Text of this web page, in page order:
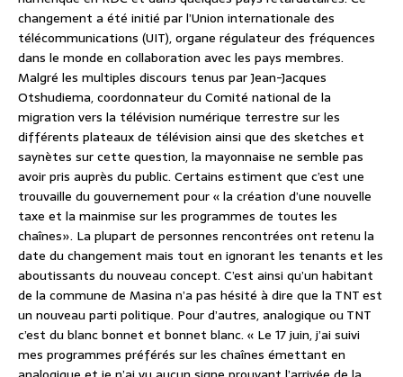
changement a été initié par l’Union internationale des
télécommunications (UIT), organe régulateur des fréquences
dans le monde en collaboration avec les pays membres.
Malgré les multiples discours tenus par Jean-Jacques
Otshudiema, coordonnateur du Comité national de la
migration vers la télévision numérique terrestre sur les
différents plateaux de télévision ainsi que des sketches et
saynètes sur cette question, la mayonnaise ne semble pas
avoir pris auprès du public. Certains estiment que c’est une
trouvaille du gouvernement pour « la création d’une nouvelle
taxe et la mainmise sur les programmes de toutes les
chaînes». La plupart de personnes rencontrées ont retenu la
date du changement mais tout en ignorant les tenants et les
aboutissants du nouveau concept. C’est ainsi qu’un habitant
de la commune de Masina n’a pas hésité à dire que la TNT est
un nouveau parti politique. Pour d’autres, analogique ou TNT
c’est du blanc bonnet et bonnet blanc. « Le 17 juin, j’ai suivi
mes programmes préférés sur les chaînes émettant en